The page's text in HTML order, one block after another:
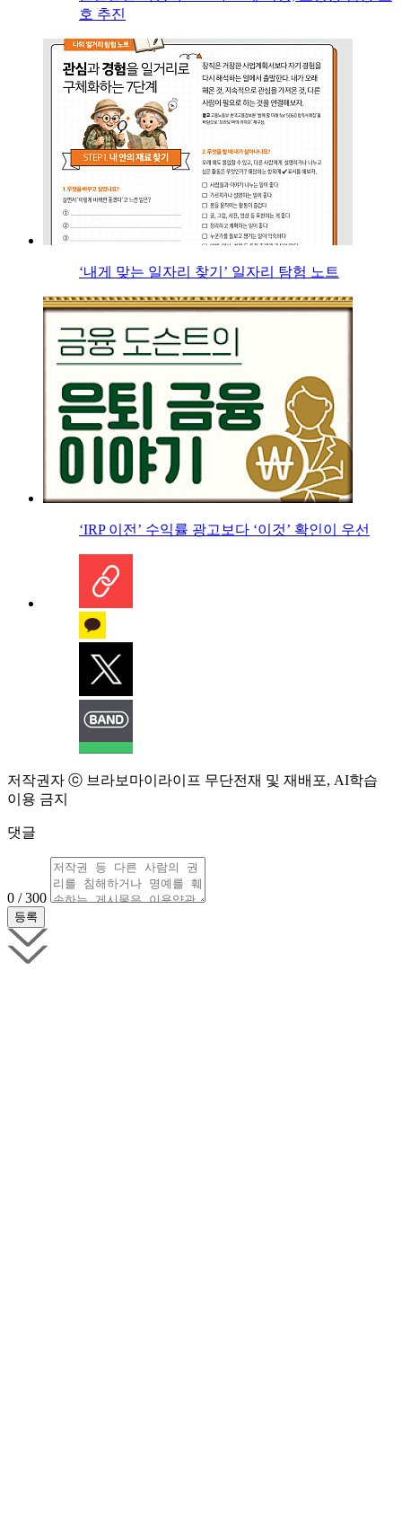
호 추진
‘내게 맞는 일자리 찾기’ 일자리 탐험 노트
‘IRP 이전’ 수익률 광고보다 ‘이것’ 확인이 우선
저작권자 ⓒ 브라보마이라이프 무단전재 및 재배포, AI학습
이용 금지
댓글
0 / 300